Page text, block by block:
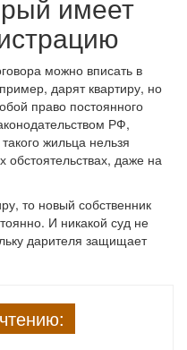
можно вписать в
дарят квартиру, но
право постоянного
РФ,
жильца нельзя
обстоятельствах, даже на
то новый собственник
И никакой суд не
дарителя защищает